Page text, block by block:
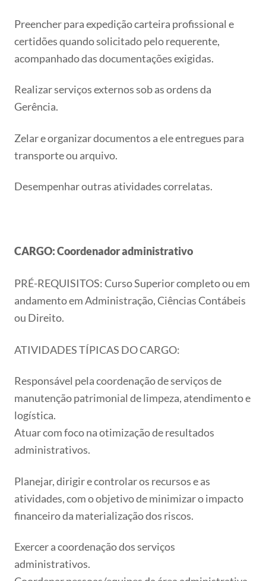
Preencher para expedição carteira profissional e
certidões quando solicitado pelo requerente,
acompanhado das documentações exigidas.
Realizar serviços externos sob as ordens da
Gerência.
Zelar e organizar documentos a ele entregues para
transporte ou arquivo.
Desempenhar outras atividades correlatas.
CARGO: Coordenador administrativo
PRÉ-REQUISITOS: Curso Superior completo ou em
andamento em Administração, Ciências Contábeis
ou Direito.
ATIVIDADES TÍPICAS DO CARGO:
Responsável pela coordenação de serviços de
manutenção patrimonial de limpeza, atendimento e
logística.
Atuar com foco na otimização de resultados
administrativos.
Planejar, dirigir e controlar os recursos e as
atividades, com o objetivo de minimizar o impacto
financeiro da materialização dos riscos.
Exercer a coordenação dos serviços
administrativos.